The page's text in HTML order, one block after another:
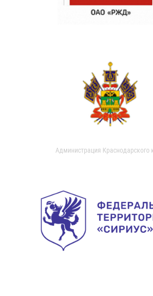
Администрация Краснодарского